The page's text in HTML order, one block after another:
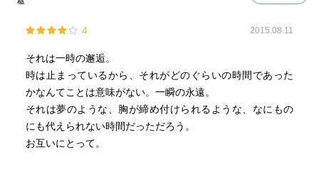
4 2015.08.11
それは一時の邂逅。
時は止まっているから、それがどのぐらいの時間であった
かなんてことは意味がない。一瞬の永遠。
それは夢のような、胸が締め付けられるような、なにもの
にも代えられない時間だっただろう。
お互いにとって。